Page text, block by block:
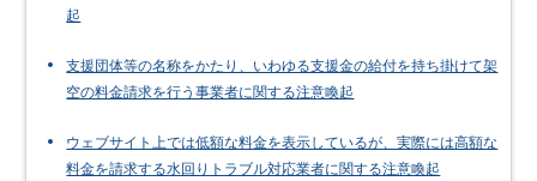
起
支援団体等の名称をかたり、いわゆる支援金の給付を持ち掛けて架
空の料金請求を行う事業者に関する注意喚起
ウェブサイト上では低額な料金を表示しているが、実際には高額な
料金を請求する水回りトラブル対応業者に関する注意喚起